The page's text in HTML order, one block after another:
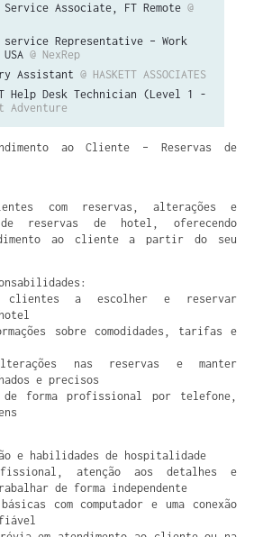
Service Associate, FT Remote @
service Representative – Work
@ NexRep
Assistant @ HASKETT ASSOCIATES
Help Desk Technician (Level 1 -
Adventure
ao Cliente – Reservas de
com reservas, alterações e
de reservas de hotel, oferecendo
ao cliente a partir do seu
a escolher e reservar
sobre comodidades, tarifas e
nas reservas e manter
e precisos
de forma profissional por telefone,
e habilidades de hospitalidade
atenção aos detalhes e
de forma independente
com computador e uma conexão